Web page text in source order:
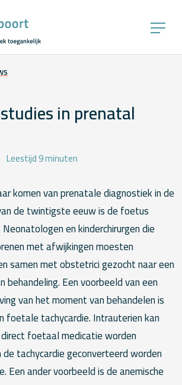
in prenatal
Leestijd 9 minuten
komen van prenatale diagnostiek in de
de twintigste eeuw is de foetus
en kinderchirurgen die
met afwijkingen moesten
samen met obstetrici gezocht naar een
behandeling. Een voorbeeld van een
van het moment van behandelen is
foetale tachycardie. Intrauterien kan
foetaal medicatie worden
tachycardie geconverteerd worden
Een ander voorbeeld is de anemische